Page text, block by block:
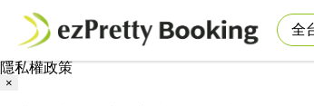
隱私權政策
×